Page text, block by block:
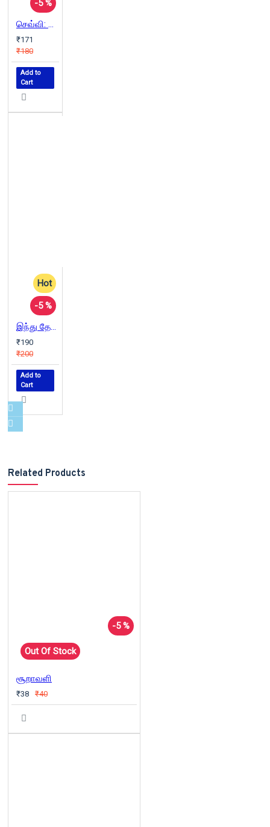
-5 %
செவ்வி: தொ.பரமசிவன் நேர்காணல்கள்
₹171
₹180
Add to
Cart
Hot
-5 %
இந்து தேசியம்
₹190
₹200
Add to
Cart
Related Products
-5 %
Out Of Stock
சூறாவளி
₹38 ₹40